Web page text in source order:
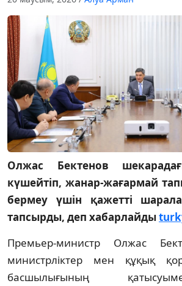
Олжас Бектенов
күшейтіп, жанар-жағармай
бермеу үшін қажетті
тапсырды, деп хабарлайды
Премьер-министр Олжас
министрліктер мен құқық
басшылығының